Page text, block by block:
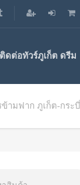
ติดต่อทัวร์ภูเก็ต ดรีม
ข้ามฟาก ภูเก็ต-กระบี่